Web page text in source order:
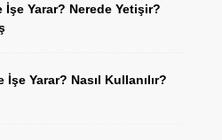
İşe Yarar? Nerede Yetişir?
İşe Yarar? Nasıl Kullanılır?